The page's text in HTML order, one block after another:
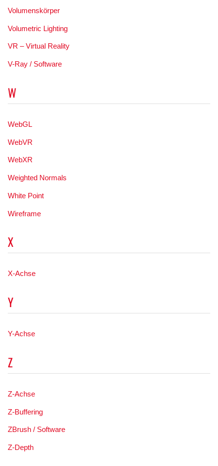
Volumenskörper
Volumetric Lighting
VR – Virtual Reality
V-Ray / Software
W
WebGL
WebVR
WebXR
Weighted Normals
White Point
Wireframe
X
X-Achse
Y
Y-Achse
Z
Z-Achse
Z-Buffering
ZBrush / Software
Z-Depth